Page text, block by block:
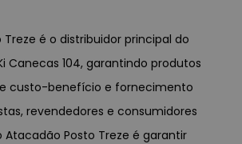
é o distribuidor principal do
Canecas 104, garantindo produtos
custo-benefício e fornecimento
revendedores e consumidores
Atacadão Posto Treze é garantir